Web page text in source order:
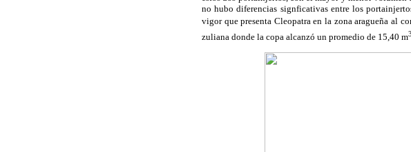
no hubo diferencias signficativas entre los
vigor que presenta Cleopatra en la zona aragueña al
zuliana donde la copa alcanzó un promedio de 15,40 m3